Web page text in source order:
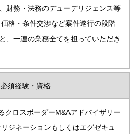
財務・法務のデューデリジェンス等
格・条件交渉など案件遂行の段階
、一連の業務全てを担っていただき
必須経験・資格
クロスボーダーM&Aアドバイザリー
ジネーションもしくはエグゼキュ